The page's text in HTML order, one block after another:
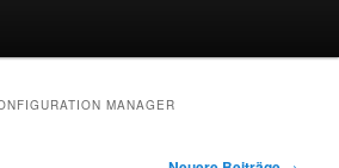
MANAGER